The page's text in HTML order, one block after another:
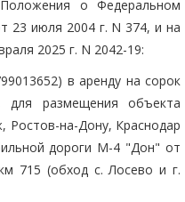
о Федеральном
23 июля 2004 г. N 374, и на
2025 г. N 2042-19:
в аренду на сорок
для размещения объекта
Ростов-на-Дону, Краснодар
дороги М-4 "Дон" от
715 (обход с. Лосево и г.